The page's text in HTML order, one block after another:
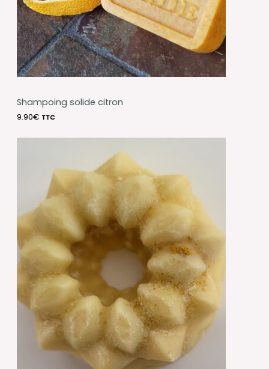
Shampoing solide citron
9.90€ TTC